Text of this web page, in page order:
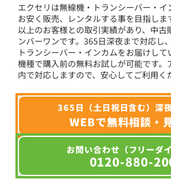
エクセリは無線機・トランシーバー・イ
お安く販売、レンタルする事を目指し
以上のお客様との取引実績があり、中古
ンバーワンです。365日深夜まで対応し
トランシーバー・インカムをお届けし
機種で購入前の無料お試しが可能です。
内で対応しますので、安心してご利用く
365日（土日祝日含む）深
WEBで無料相談・
お問い合わせ（フリーダイ
0120-880-